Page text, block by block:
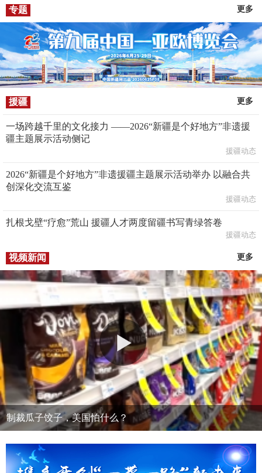
专题 更多
援疆 更多
一场跨越千里的文化接力 ——2026“新疆是个好地方”非遗援
疆主题展示活动侧记
援疆动态
2026“新疆是个好地方”非遗援疆主题展示活动举办 以融合共
创深化交流互鉴
援疆动态
扎根戈壁“疗愈”荒山 援疆人才两度留疆书写青绿答卷
援疆动态
视频新闻 更多
制裁瓜子饺子，美国怕什么？